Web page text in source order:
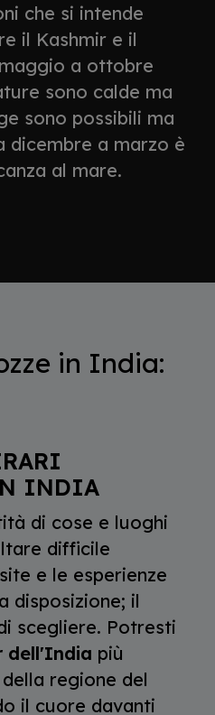
che si intende
il Kashmir e il
a ottobre
sono calde ma
sono possibili ma
dicembre a marzo è
al mare.
in India:
INDIA
di cose e luoghi
difficile
e le esperienze
disposizione; il
scegliere. Potresti
dell'India più
regione del
il cuore davanti